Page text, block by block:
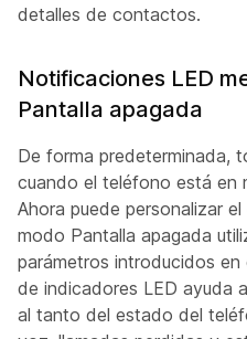
detalles de contactos.
Notificaciones LED
Pantalla apagada
De forma predeterminada,
cuando el teléfono está en
Ahora puede personalizar
modo Pantalla apagada
parámetros introducidos
de indicadores LED ayuda
al tanto del estado del